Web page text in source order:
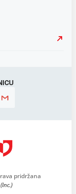
pridržana